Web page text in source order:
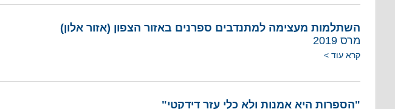
השתלמות מעצימה למתנדבים ספרנים באזור הצפון (אזור אלון)
מרס 2019
קרא עוד >
"הספרות היא אמנות ולא כלי עזר דידקטי"